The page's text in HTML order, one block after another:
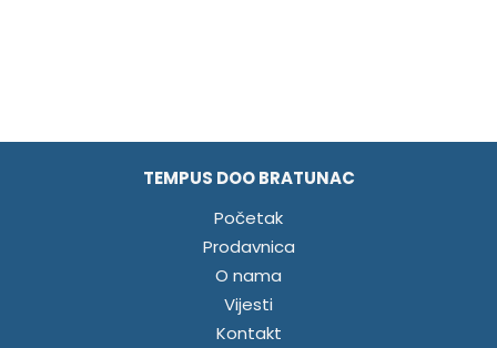
TEMPUS DOO BRATUNAC
Početak
Prodavnica
O nama
Vijesti
Kontakt